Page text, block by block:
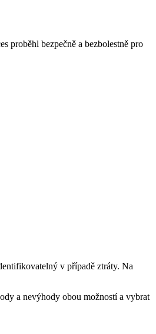
proběhl bezpečně a bezbolestně pro
v případě ztráty. Na
a nevýhody obou možností a vybrat